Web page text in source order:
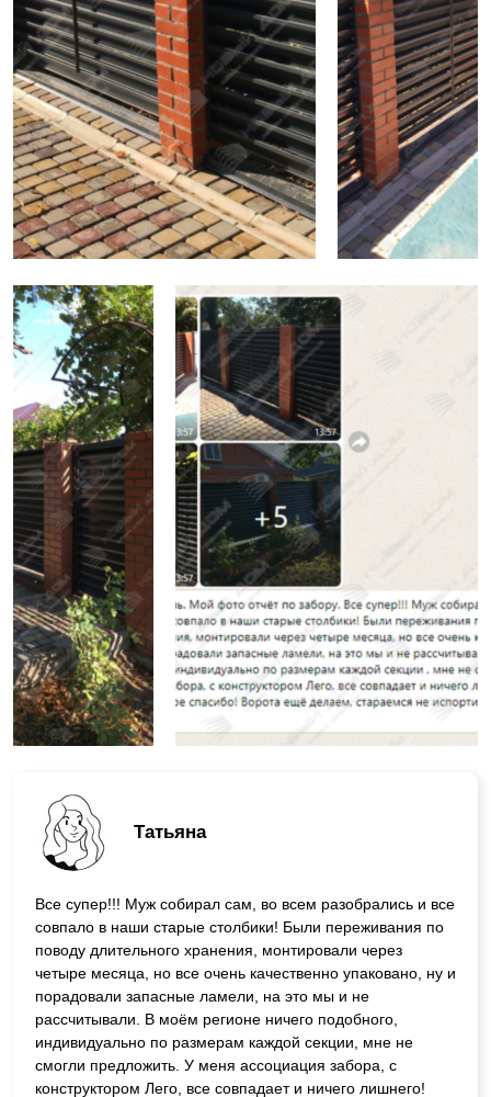
Татьяна
Все супер!!! Муж собирал сам, во всем разобрались и все
совпало в наши старые столбики! Были переживания по
поводу длительного хранения, монтировали через
четыре месяца, но все очень качественно упаковано, ну и
порадовали запасные ламели, на это мы и не
рассчитывали. В моём регионе ничего подобного,
индивидуально по размерам каждой секции, мне не
смогли предложить. У меня ассоциация забора, с
конструктором Лего, все совпадает и ничего лишнего!